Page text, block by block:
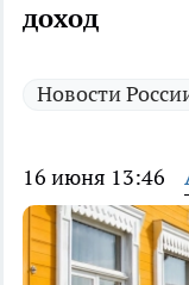
доход
Новости
16 июня 13:46